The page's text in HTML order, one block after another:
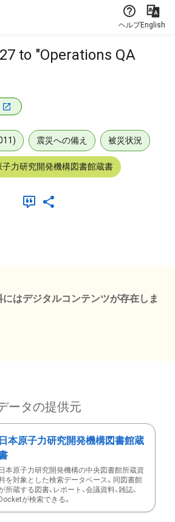
ヘルプEnglish
to "Operations QA
震災への備え 被災状況
子力研究開発機構図書館蔵書
にはデジタルコンテンツが存在しま
ータの提供元
日本原子力研究開発機構図書館蔵
日本原子力研究開発機構の中央図書館所蔵資
を対象とした検索データベース。同図書館
所蔵する図書、レポート、会議資料、雑誌、
Docketが検索できる。